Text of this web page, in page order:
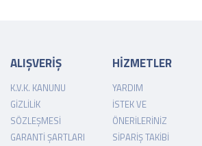
ALIŞVERİŞ
K.V.K. KANUNU
GIZLILIK
SÖZLEŞMESI
GARANTI ŞARTLARI
HİZMETLER
YARDIM
İSTEK VE
ÖNERILERINIZ
SIPARIŞ TAKIBI